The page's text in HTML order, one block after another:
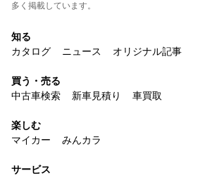
多く掲載しています。
知る
カタログ
ニュース オリジナル記事
買う・売る
中古車検索
新車見積り 車買取
楽しむ
マイカー
みんカラ
サービス